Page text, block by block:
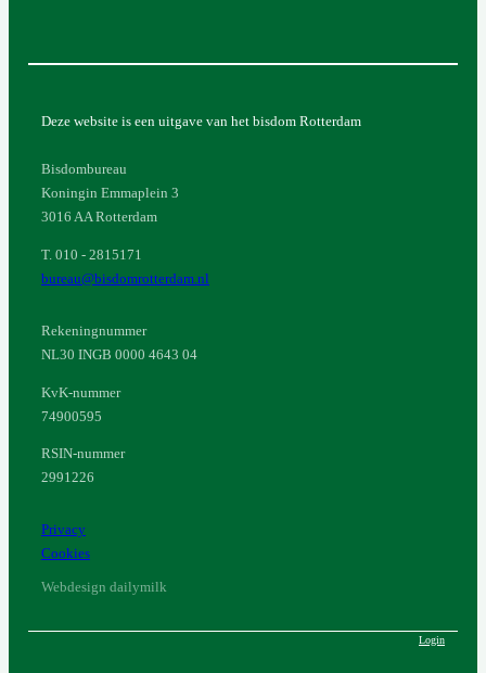
Deze website is een uitgave van het bisdom Rotterdam
Bisdombureau
Koningin Emmaplein 3
3016 AA Rotterdam
T. 010 - 2815171
bureau@bisdomrotterdam.nl
Rekeningnummer
NL30 INGB 0000 4643 04
KvK-nummer
74900595
RSIN-nummer
2991226
Privacy
Cookies
Webdesign dailymilk
Login